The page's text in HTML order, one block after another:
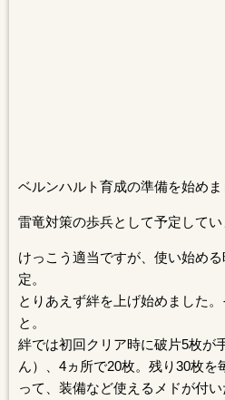
ベルンハルト育成の準備を始めま
雷竜対策の歩兵として予定してい
けっこう適当ですが、使い始め
定。
とりあえず絆を上げ始めました
と。
絆では初回クリア時に破片5枚が
ん）、4ヵ所で20枚。残り30枚
って、装備など使えるメドが付